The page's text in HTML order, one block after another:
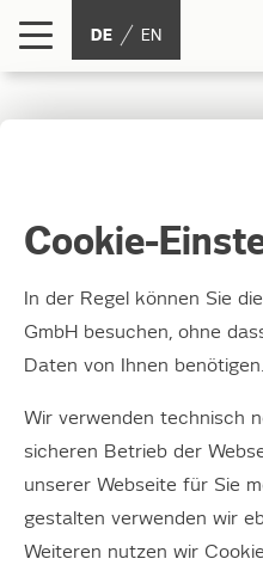
DE EN
wenn der
ausfällt …
Unser
rund um die Uhr Ihre
Cookie-
In der Regel können Sie
GmbH besuchen, ohne
Daten von Ihnen benötigen.
Wir verwenden technisch
sicheren Betrieb der
unserer Webseite für Sie
gestalten verwenden wir
Weiteren nutzen wir